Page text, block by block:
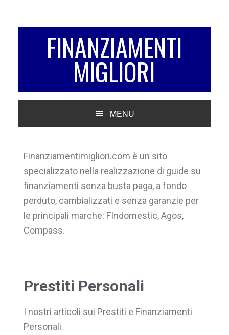
FINANZIAMENTI
MIGLIORI
MENU
Finanziamentimigliori.com è un sito
specializzato nella realizzazione di guide su
finanziamenti senza busta paga, a fondo
perduto, cambializzati e senza garanzie per
le principali marche: FIndomestic, Agos,
Compass.
Prestiti Personali
I nostri articoli sui Prestiti e Finanziamenti
Personali.